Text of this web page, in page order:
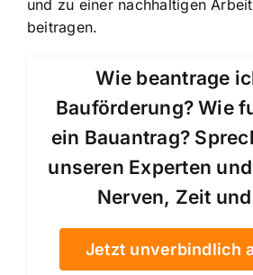
und zu einer nachhaltigen
beitragen.
Wie beantrage
Bauförderung? Wie
ein Bauantrag?
unseren Experten
Nerven, Zeit
Jetzt unverbindlich